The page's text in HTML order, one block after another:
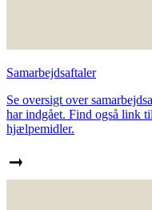
Samarbejdsaftaler
Se oversigt over
har indgået. Find også link
hjælpemidler.